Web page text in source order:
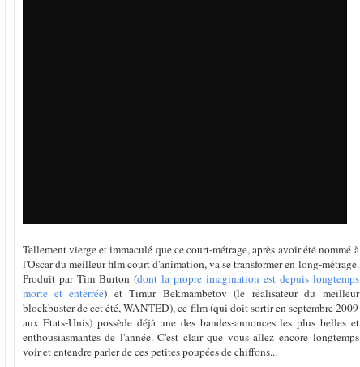
Tellement vierge et immaculé que ce court-métrage, après avoir été nommé à
l'Oscar du meilleur film court d'animation, va se transformer en long-métrage.
Produit par Tim Burton (dont la propre imagination est depuis longtemps
morte et enterrée) et Timur Bekmambetov (le réalisateur du meilleur
blockbuster de cet été, WANTED), ce film (qui doit sortir en septembre 2009
aux Etats-Unis) possède déjà une des bandes-annonces les plus belles et
enthousiasmantes de l'année. C'est clair que vous allez encore longtemps
voir et entendre parler de ces petites poupées de chiffons...